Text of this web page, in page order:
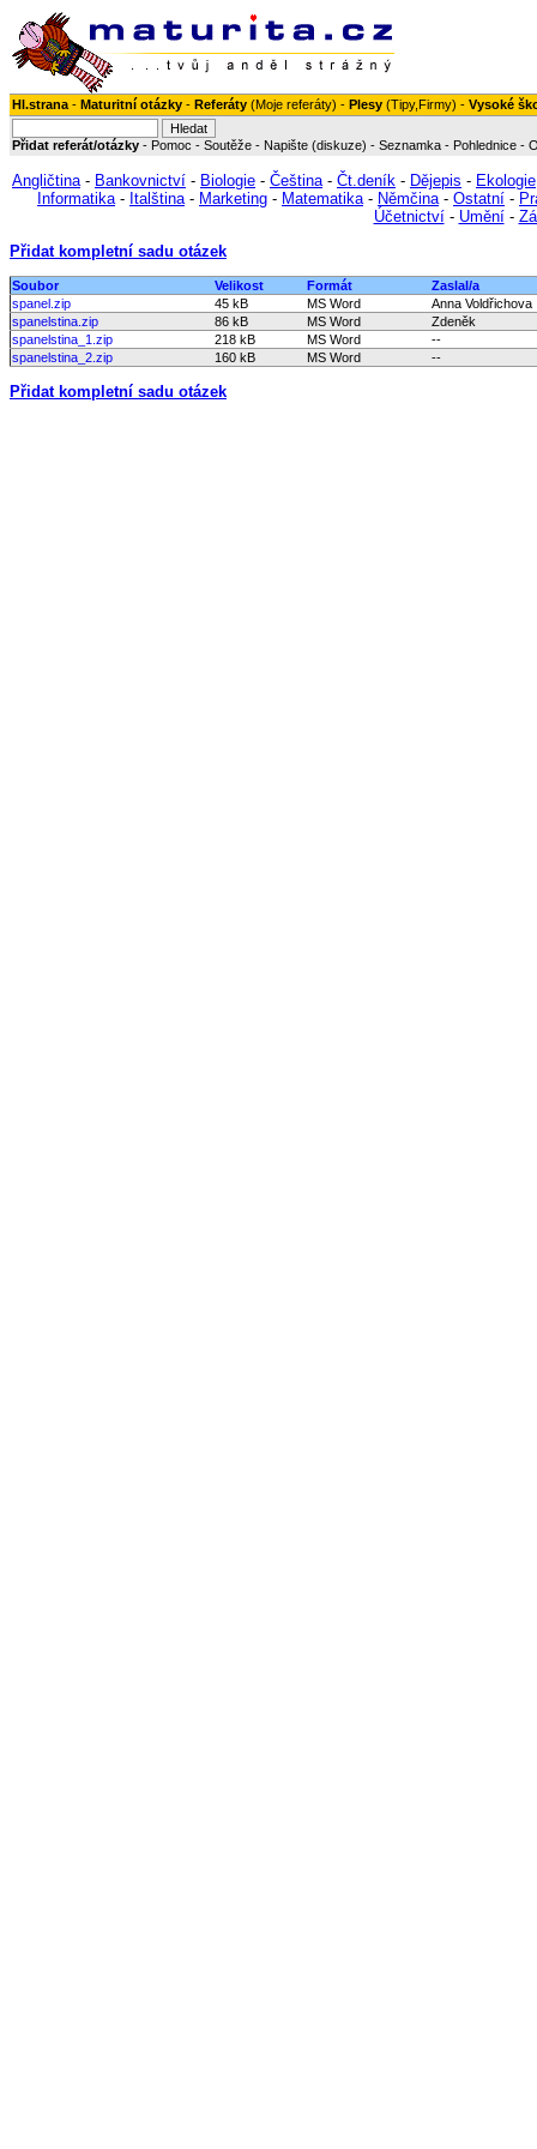
Hl.strana - Maturitní otázky - Referáty (Moje referáty) - Plesy (Tipy,Firmy) - Vysoké
Přidat referát/otázky - Pomoc - Soutěže - Napište (diskuze) - Seznamka - Pohlednice -
Angličtina- Bankovnictví - Biologie - Čeština- Čt.deník - Dějepis - Ekologie
Informatika- Italština- Marketing - Matematika- Němčina- Ostatní -
Účetnictví- Umění-
Přidat kompletní sadu otázek
Soubor Velikost Formát
Zaslal/a
spanel.zip
45 kB MS Word
Anna Voldřichova
spanelstina.zip
86 kB MS Word
Zdeněk
spanelstina_1.zip
218 kB MS Word
--
spanelstina_2.zip
160 kB MS Word --
Přidat kompletní sadu otázek